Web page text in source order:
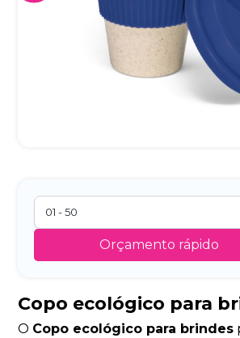
Orçamento rápido
Copo ecológico para
O Copo ecológico para brindes